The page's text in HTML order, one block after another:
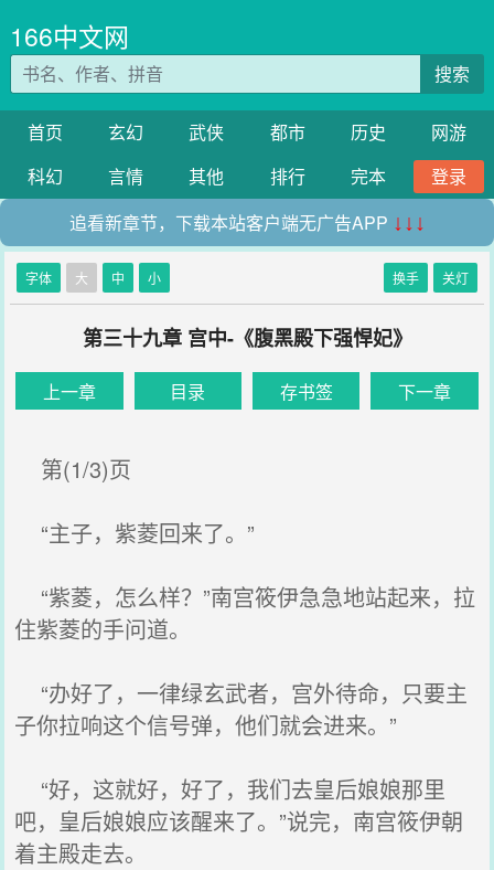
166中文网
搜索
首页 玄幻 武侠 都市 历史
网游
科幻
言情 其他 排行 完本
登录
追看新章节，下载本站客户端无广告APP ↓↓↓
字体 大 中 小 换手 关灯
第三十九章 宫中-《腹黑殿下强悍妃》
上一章 目录 存书签 下一章
第(1/3)页
“主子，紫菱回来了。”
“紫菱，怎么样？”南宫筱伊急急地站起来，拉
住紫菱的手问道。
“办好了，一律绿玄武者，宫外待命，只要主
子你拉响这个信号弹，他们就会进来。”
“好，这就好，好了，我们去皇后娘娘那里
吧，皇后娘娘应该醒来了。”说完，南宫筱伊朝
着主殿走去。